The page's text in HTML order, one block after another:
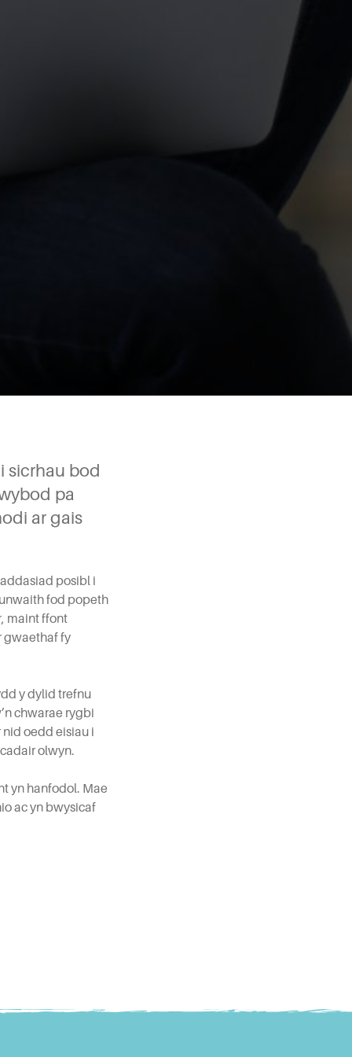
sicrhau bod
pa
ar gais
posibl i
fod popeth
maint ffont
gwaethaf fy
y dylid trefnu
chwarae rygbi
oedd eisiau i
olwyn.
yn hanfodol. Mae
ac yn bwysicaf